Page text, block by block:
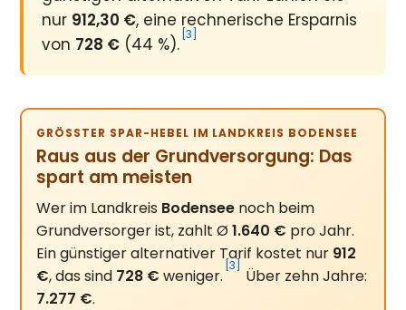
nur 912,30 €, eine rechnerische Ersparnis
von 728 € (44 %). [3]
GRÖSSTER SPAR-HEBEL IM LANDKREIS BODENSEE
Raus aus der Grundversorgung: Das
spart am meisten
Wer im Landkreis Bodensee noch beim
Grundversorger ist, zahlt Ø1.640 € pro Jahr.
Ein günstiger alternativer Tarif kostet nur 912
€, das sind 728 € weniger. [3]
Über zehn Jahre:
7.277 €.